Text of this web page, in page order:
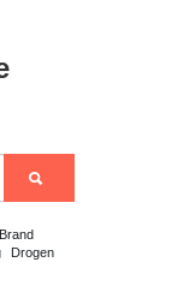
Brand
Drogen